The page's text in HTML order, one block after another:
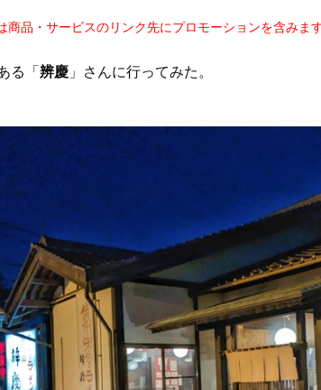
商品・サービスのリンク先にプロモーションを含みます
る「辨慶 」さんに行ってみた。